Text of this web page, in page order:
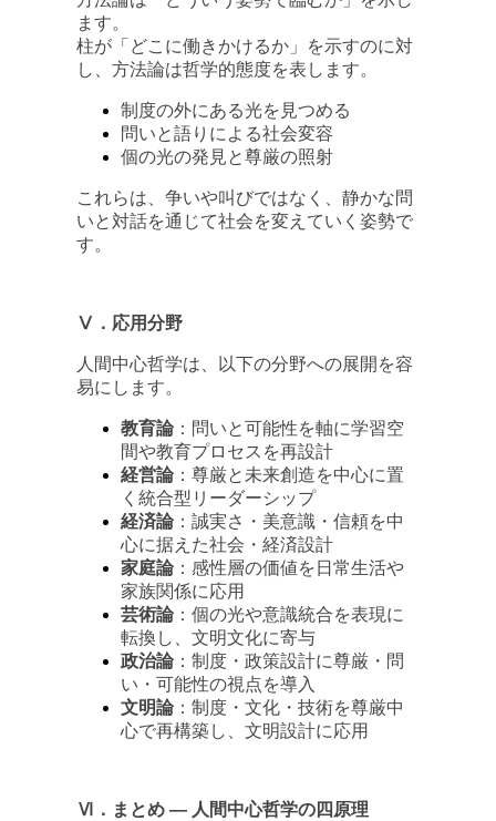
ます。
柱が「どこに働きかけるか」を示すのに対
し、方法論は哲学的態度を表します。
制度の外にある光を見つめる
問いと語りによる社会変容
個の光の発見と尊厳の照射
これらは、争いや叫びではなく、静かな問
いと対話を通じて社会を変えていく姿勢で
す。
Ⅴ．応用分野
人間中心哲学は、以下の分野への展開を容
易にします。
教育論：問いと可能性を軸に学習空
間や教育プロセスを再設計
経営論：尊厳と未来創造を中心に置
く統合型リーダーシップ
経済論：誠実さ・美意識・信頼を中
心に据えた社会・経済設計
家庭論：感性層の価値を日常生活や
家族関係に応用
芸術論：個の光や意識統合を表現に
転換し、文明文化に寄与
政治論：制度・政策設計に尊厳・問
い・可能性の視点を導入
文明論：制度・文化・技術を尊厳中
心で再構築し、文明設計に応用
Ⅵ．まとめ ― 人間中心哲学の四原理